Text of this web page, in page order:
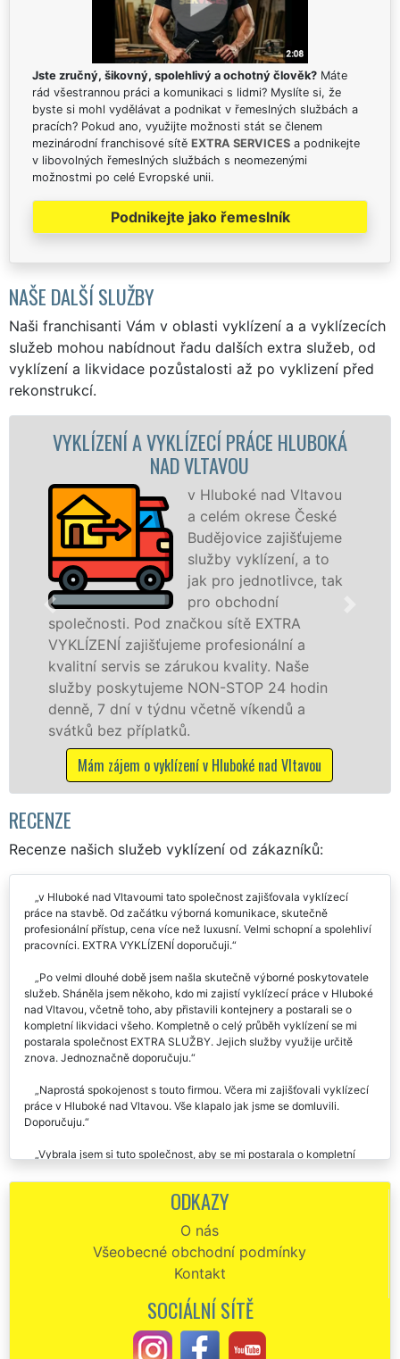
Jste zručný, šikovný, spolehlivý a ochotný člověk? Máte
rád všestrannou práci a komunikaci s lidmi? Myslíte si, že
byste si mohl vydělávat a podnikat v řemeslných službách a
pracích? Pokud ano, využijte možnosti stát se členem
mezinárodní franchisové sítě EXTRA SERVICES a podnikejte
v libovolných řemeslných službách s neomezenými
možnostmi po celé Evropské unii.
Podnikejte jako řemeslník
NAŠE DALŠÍ SLUŽBY
Naši franchisanti Vám v oblasti vyklízení a a vyklízecích
služeb mohou nabídnout řadu dalších extra služeb, od
vyklízení a likvidace pozůstalosti až po vyklizení před
rekonstrukcí.
A VYKLÍZECÍ PRÁCE HLUBOKÁ
v Hluboké nad Vltavou
a celém okrese České
Budějovice zajišťujeme
služby vyklízení, a to
jak pro jednotlivce, tak
pro obchodní
Pod značkou sítě EXTRA
zajišťujeme profesionální a
se zárukou kvality. Naše
NON-STOP 24 hodin
v týdnu včetně víkendů a
příplatků.
o vyklízení v Hluboké nad Vltavou
osobám se
práce, a to
RECENZE
Recenze našich služeb vyklízení od zákazníků:
v Hluboké nad Vltavoumi tato společnost zajišťovala vyklízecí
práce na stavbě. Od začátku výborná komunikace, skutečně
profesionální přístup, cena více než luxusní. Velmi schopní a spolehliví
pracovníci. EXTRA VYKLÍZENÍ doporučuji.
Po velmi dlouhé době jsem našla skutečně výborné poskytovatele
služeb. Sháněla jsem někoho, kdo mi zajistí vyklízecí práce v Hluboké
nad Vltavou, včetně toho, aby přistavili kontejnery a postarali se o
kompletní likvidaci všeho. Kompletně o celý průběh vyklízení se mi
postarala společnost EXTRA SLUŽBY. Jejich služby využije určitě
znova. Jednoznačně doporučuju.
Naprostá spokojenost s touto firmou. Včera mi zajišťovali vyklízecí
práce v Hluboké nad Vltavou. Vše klapalo jak jsme se domluvili.
Doporučuju.
Vybrala jsem si tuto společnost, aby se mi postarala o kompletní
prací jsem byla maximálně spokojená. Naprosto špičkově vše vyklidili
a předali mi čistý byt. Určitě doporučuji.
Společnost EXTRA VYKLÍZENÍ mi před dvěma dny zajišťovala v
Hluboké nad Vltavou vyklízecí práce. Profesionální přístup pánů ve
žlutém mi velmi příjemně oslovil. Rozhodně doporučuji velmi kvalitní
práce této firmy. Pokud budu ještě někdy potřebovat zajistit vyklízecí
práce, stoprocentně se na vás obrátím.
Potřebovala jsem zajistit vyklízecí práce v Hluboké nad Vltavou a
tak jsem si vybrala společnost EXTRA VYKLÍZENÍ. Super komunikace,
ODKAZY
O nás
Všeobecné obchodní podmínky
Kontakt
SOCIÁLNÍ SÍTĚ